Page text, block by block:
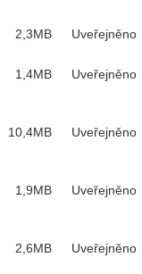
2,3MB Uveřejněno
1,4MB Uveřejněno
10,4MB Uveřejněno
1,9MB Uveřejněno
2,6MB Uveřejněno